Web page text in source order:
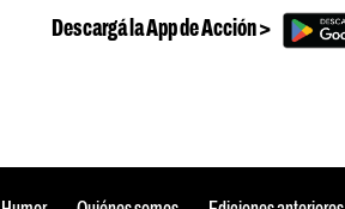
Descargá la App de Acción >